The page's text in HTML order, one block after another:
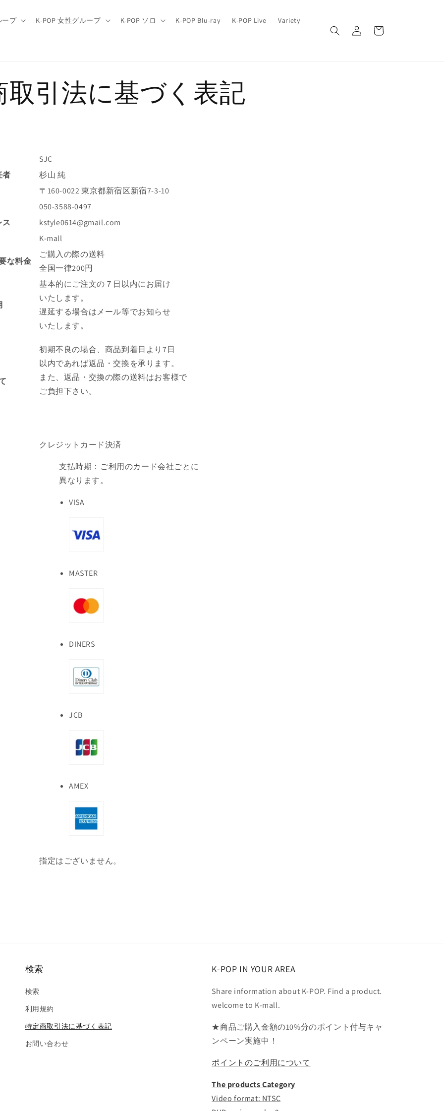
ープ K-POP 女性グループ K-POP ソロ K-POP Blu-ray K-POP Live Variety
グ
イ
ー
取引法に基づく表記
SJC
者
杉山 純
〒160-0022 東京都新宿区新宿7-3-10
050-3588-0497
ス
kstyle0614@gmail.com
K-mall
な料金
ご購入の際の送料
全国一律200円
基本的にご注文の７日以内にお届け
いたします。
遅延する場合はメール等でお知らせ
いたします。
初期不良の場合、商品到着日より7日
以内であれば返品・交換を承ります。
また、返品・交換の際の送料はお客様で
ご負担下さい。
クレジットカード決済
支払時期：ご利用のカード会社ごとに
異なります。
VISA
MASTER
DINERS
JCB
AMEX
指定はございません。
検索
検索
利用規約
特定商取引法に基づく表記
お問い合わせ
K-POP IN YOUR AREA
Share information about K-POP. Find a product.
welcome to K-mall.
★商品ご購入金額の10%分のポイント付与キャ
ンペーン実施中！
ポイントのご利用について
The products Category
Video format: NTSC